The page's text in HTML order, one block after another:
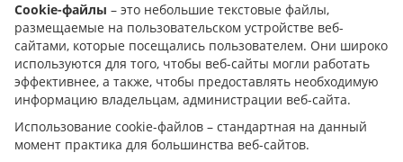
Сookie-файлы – это небольшие текстовые файлы,
размещаемые на пользовательском устройстве веб-
сайтами, которые посещались пользователем. Они широко
используются для того, чтобы веб-сайты могли работать
эффективнее, а также, чтобы предоставлять необходимую
информацию владельцам, администрации веб-сайта.
Использование cookie-файлов – стандартная на данный
момент практика для большинства веб-сайтов.